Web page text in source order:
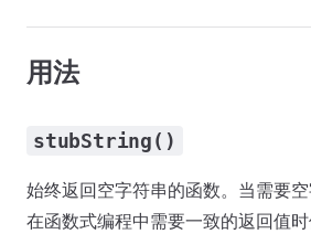
用法
stubString()
始终返回空字符串的函数。当需要
在函数式编程中需要一致的返回值时